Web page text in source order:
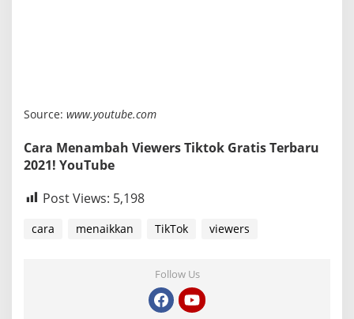
Source: www.youtube.com
Cara Menambah Viewers Tiktok Gratis Terbaru
2021! YouTube
Post Views: 5,198
cara menaikkan TikTok viewers
Follow Us